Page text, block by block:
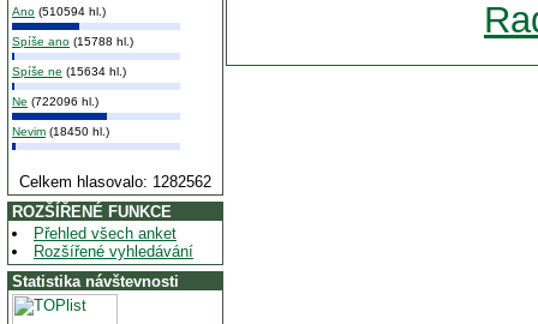
Ano (510594 hl.)
Spíše ano (15788 hl.)
Spíše ne (15634 hl.)
Ne (722096 hl.)
Nevim (18450 hl.)
Celkem hlasovalo: 1282562
ROZŠÍŘENÉ FUNKCE
Přehled všech anket
Rozšířené vyhledávání
Statistika návštevnosti